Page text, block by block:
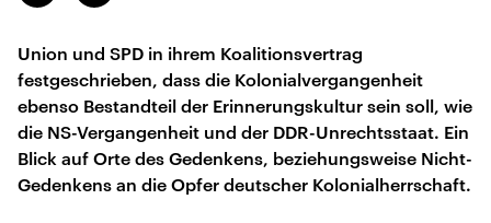
Union und SPD in ihrem Koalitionsvertrag
festgeschrieben, dass die Kolonialvergangenheit
ebenso Bestandteil der Erinnerungskultur sein soll, wie
die NS-Vergangenheit und der DDR-Unrechtsstaat. Ein
Blick auf Orte des Gedenkens, beziehungsweise Nicht-
Gedenkens an die Opfer deutscher Kolonialherrschaft.